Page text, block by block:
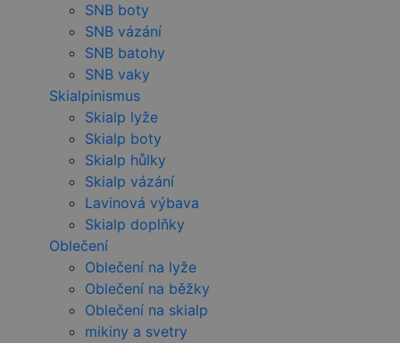
SNB boty
SNB vázání
SNB batohy
SNB vaky
Skialpinismus
Skialp lyže
Skialp boty
Skialp hůlky
Skialp vázání
Lavinová výbava
Skialp doplňky
Oblečení
Oblečení na lyže
Oblečení na běžky
Oblečení na skialp
mikiny a svetry